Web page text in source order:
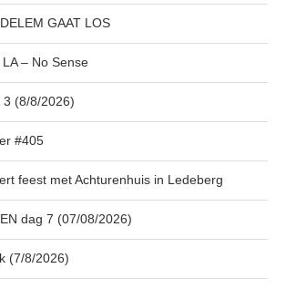
GAAT LOS
– No Sense
3 (8/8/2026)
#405
feest met Achturenhuis in Ledeberg
dag 7 (07/08/2026)
(7/8/2026)